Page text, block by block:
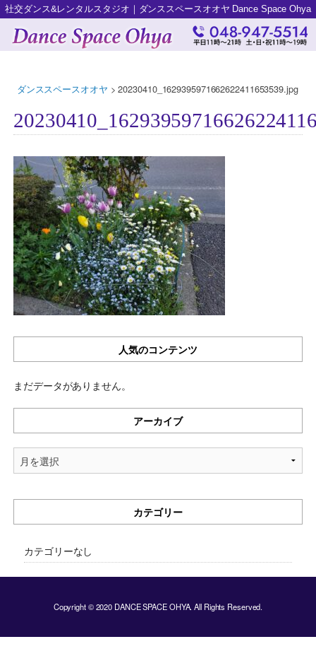
社交ダンス&レンタルスタジオ｜ダンススペースオオヤ Dance Space Ohya
ダンススペースオオヤ >20230410_1629395971662622411653539.jpg
人気のコンテンツ
まだデータがありません。
アーカイブ
ア
ー
ブ
カテゴリー
カテゴリーなし
Copyright © 2020 DANCE SPACE OHYA. All Rights Reserved.